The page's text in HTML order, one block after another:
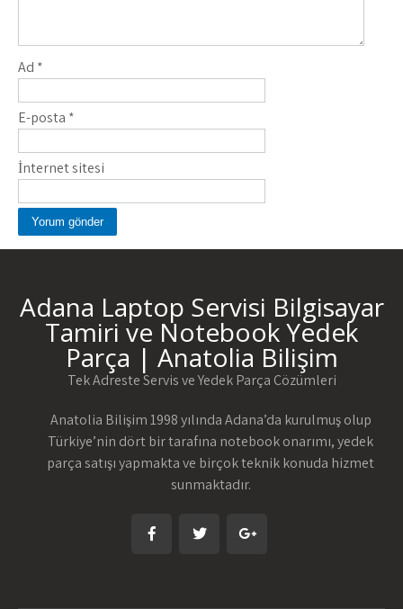
Ad *
E-posta *
İnternet sitesi
Adana Laptop Servisi Bilgisayar
Tamiri ve Notebook Yedek
Parça | Anatolia Bilişim
Tek Adreste Servis ve Yedek Parça Çözümleri
Anatolia Bilişim 1998 yılında Adana’da kurulmuş olup
Türkiye’nin dört bir tarafına notebook onarımı, yedek
parça satışı yapmakta ve birçok teknik konuda hizmet
sunmaktadır.